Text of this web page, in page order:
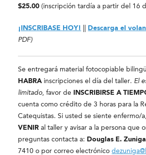
$25.00 (inscripción tardía a partir del 16
¡INSCRIBASE HOY! Descarga el
PDF)
Se entregará material fotocopiable
HABRA inscripciones el día del taller. El
limitado , favor de INSCRIBIRSE A
cuenta como crédito de 3 horas para la
Catequistas. Si usted se siente enfermo/
VENIR al taller y avisar a la persona que
preguntas contacta a: Douglas E.
7410 o por correo electrónico